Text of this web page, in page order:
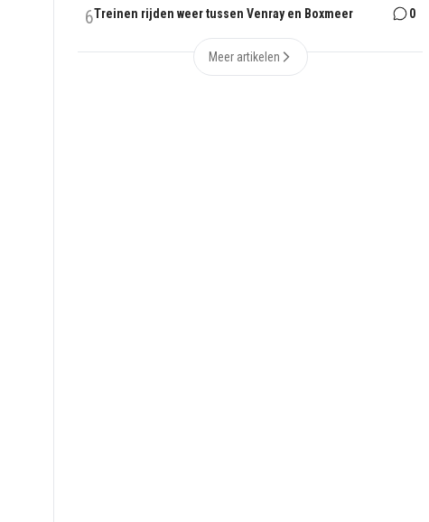
6Treinen rijden weer tussen Venray en Boxmeer 0
Meer artikelen